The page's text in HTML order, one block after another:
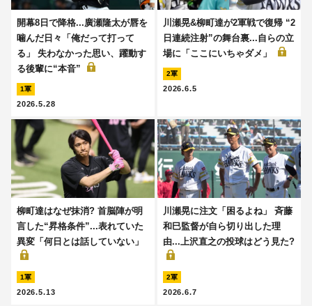
開幕8日で降格...廣瀬隆太が唇を
噛んだ日々「俺だって打って
る」 失わなかった思い、躍動す
る後輩に“本音”
1軍
2026.5.28
川瀬晃&柳町達が2軍戦で復帰 “2
日連続注射”の舞台裏...自らの立
場に「ここにいちゃダメ」
2軍
2026.6.5
柳町達はなぜ抹消? 首脳陣が明
言した“昇格条件”...表れていた
異変「何日とは話していない」
1軍
2026.5.13
川瀬晃に注文「困るよね」 斉藤
和巳監督が自ら切り出した理
由...上沢直之の投球はどう見た?
2軍
2026.6.7